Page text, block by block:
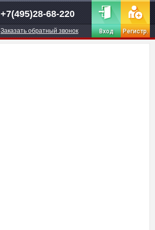
+7(495)28-68-220
Заказать обратный звонок Вход Регистр.